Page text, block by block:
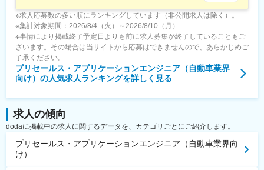
・新しい技術開発に当社のパートナーと連携して開発に参画する
ことが出来ます。一人では出来ない大きな仕事をチームとして実
施できます。
・グローバルに活躍が可能です。当社オフショア拠点であるタイ
や中国に加え、海外委託先などとの業務でグローバルに活躍する
ことができます。
・転換期にある自動車業界において、あらたなビジネス戦略の立
・M&A等を通じ投融資・デューデリジェンス経験を積むことがで
きます。
・イスラエルやシリコンバレーの最新技術トレンドを把握・勉強
することができます
※求人応募数の多い順にランキングしています（非公開求人は除く）。
※集計対象期間：2026/8/4（火）～2026/8/10（月）
※事情により掲載終了予定日よりも前に求人募集が終了していることもご
ざいます。その場合は当サイトから応募はできませんので、あらかじめご
了承ください。
プリセールス・アプリケーションエンジニア（自動車業界
向け） の人気求人ランキングを詳しく見る
求人の傾向
dodaに掲載中の求人に関するデータを、カテゴリごとにご紹介します。
プリセールス・アプリケーションエンジニア（自動車業界向
け）